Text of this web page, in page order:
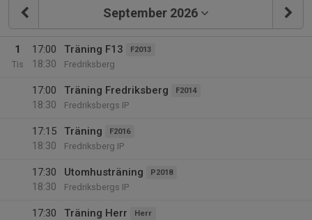
September 2026
1
Tis
17:00
18:30
Träning F13 F2013
Fredriksberg
17:00
18:30
Träning Fredriksberg F2014
Fredriksbergs IP
17:15
18:30
Träning F2016
Fredriksberg IP
17:30
18:30
Utomhusträning P2018
Fredriksbergs IP
17:30
Träning Herr Herr